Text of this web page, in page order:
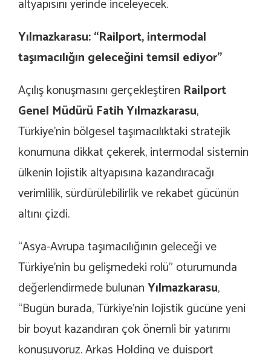
altyapısını yerinde inceleyecek.
Yılmazkarasu: “Railport, intermodal
taşımacılığın geleceğini temsil ediyor”
Açılış konuşmasını gerçekleştiren Railport
Genel Müdürü Fatih Yılmazkarasu,
Türkiye’nin bölgesel taşımacılıktaki stratejik
konumuna dikkat çekerek, intermodal sistemin
ülkenin lojistik altyapısına kazandıracağı
verimlilik, sürdürülebilirlik ve rekabet gücünün
altını çizdi.
“Asya-Avrupa taşımacılığının geleceği ve
Türkiye’nin bu gelişmedeki rolü” oturumunda
değerlendirmede bulunanYılmazkarasu,
“Bugün burada, Türkiye’nin lojistik gücüne yeni
bir boyut kazandıran çok önemli bir yatırımı